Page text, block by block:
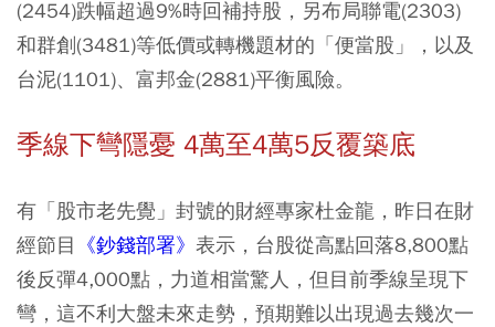
(2454)跌幅超過9%時回補持股，另布局聯電(2303)
和群創(3481)等低價或轉機題材的「便當股」，以及
台泥(1101)、富邦金(2881)平衡風險。
季線下彎隱憂 4萬至4萬5反覆築底
有「股市老先覺」封號的財經專家杜金龍，昨日在財
經節目 《鈔錢部署》 表示，台股從高點回落8,800點
後反彈4,000點，力道相當驚人，但目前季線呈現下
彎，這不利大盤未來走勢，預期難以出現過去幾次一